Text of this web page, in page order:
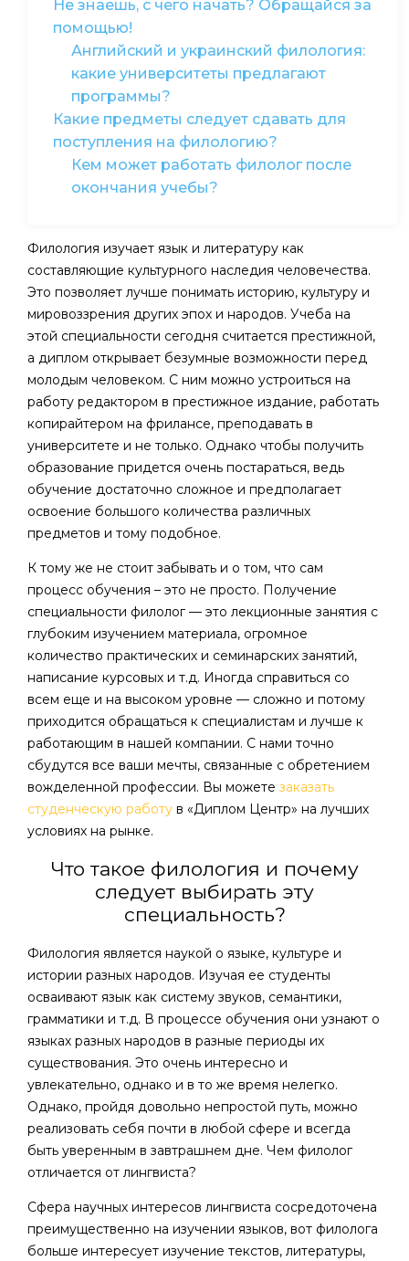
Не знаешь, с чего начать? Обращайся за
помощью!
Английский и украинский филология:
какие университеты предлагают
программы?
Какие предметы следует сдавать для
поступления на филологию?
Кем может работать филолог после
окончания учебы?
Филология изучает язык и литературу как
составляющие культурного наследия человечества.
Это позволяет лучше понимать историю, культуру и
мировоззрения других эпох и народов. Учеба на
этой специальности сегодня считается престижной,
а диплом открывает безумные возможности перед
молодым человеком. С ним можно устроиться на
работу редактором в престижное издание, работать
копирайтером на фрилансе, преподавать в
университете и не только. Однако чтобы получить
образование придется очень постараться, ведь
обучение достаточно сложное и предполагает
освоение большого количества различных
предметов и тому подобное.
К тому же не стоит забывать и о том, что сам
процесс обучения – это не просто. Получение
специальности филолог — это лекционные занятия с
глубоким изучением материала, огромное
количество практических и семинарских занятий,
написание курсовых и т.д. Иногда справиться со
всем еще и на высоком уровне — сложно и потому
приходится обращаться к специалистам и лучше к
работающим в нашей компании. С нами точно
сбудутся все ваши мечты, связанные с обретением
вожделенной профессии. Вы можете заказать
студенческую работу в «Диплом Центр» на лучших
условиях на рынке.
Что такое филология и почему
следует выбирать эту
специальность?
Филология является наукой о языке, культуре и
истории разных народов. Изучая ее студенты
осваивают язык как систему звуков, семантики,
грамматики и т.д. В процессе обучения они узнают о
языках разных народов в разные периоды их
существования. Это очень интересно и
увлекательно, однако и в то же время нелегко.
Однако, пройдя довольно непростой путь, можно
реализовать себя почти в любой сфере и всегда
быть уверенным в завтрашнем дне. Чем филолог
отличается от лингвиста?
Сфера научных интересов лингвиста сосредоточена
преимущественно на изучении языков, вот филолога
больше интересует изучение текстов, литературы,